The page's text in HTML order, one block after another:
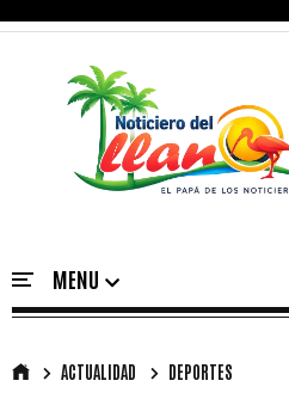
ACTUALIDAD DEPORTES